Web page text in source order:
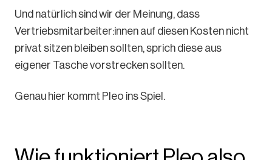
Und natürlich sind wir der Meinung, dass
Vertriebsmitarbeiter:innen auf diesen Kosten nicht
privat sitzen bleiben sollten, sprich diese aus
eigener Tasche vorstrecken sollten.
Genau hier kommt Pleo ins Spiel.